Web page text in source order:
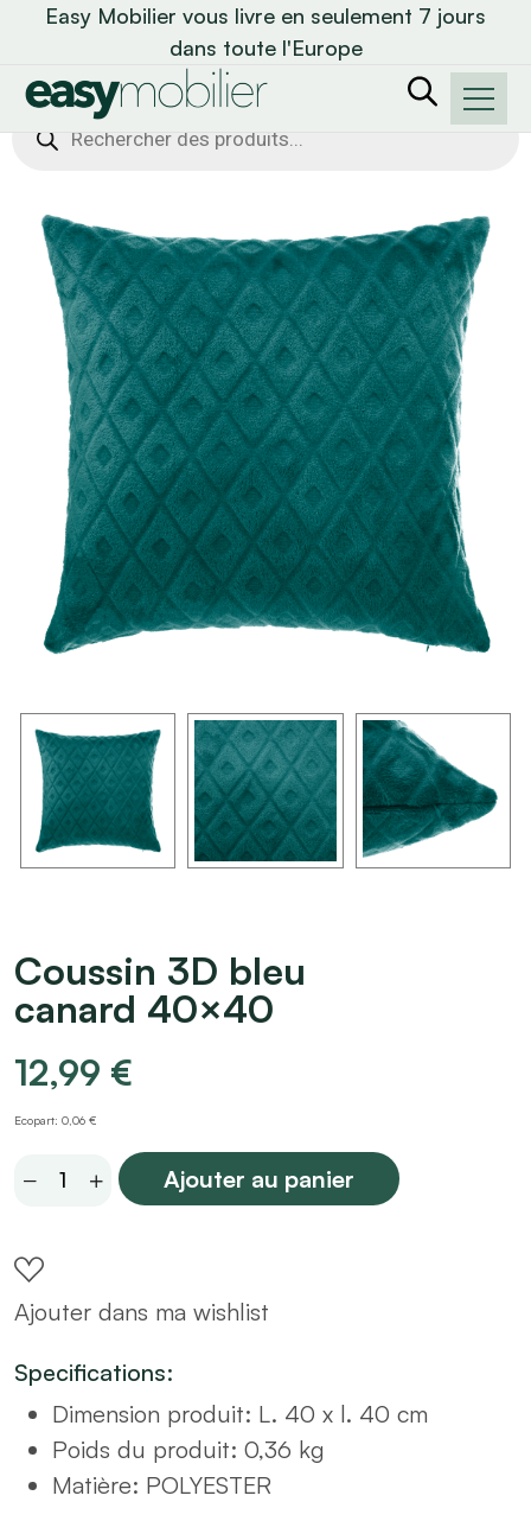
Easy Mobilier vous livre en seulement 7 jours
dans toute l'Europe
Recherche
de
Coussin 3D bleu
canard 40×40
12,99 €
Ecopart: 0,06 €
Coussin
canard
40x40
Ajouter au panier
Ajouter dans ma wishlist
Specifications:
Dimension produit: L. 40 x l. 40 cm
Poids du produit: 0,36 kg
Matière: POLYESTER